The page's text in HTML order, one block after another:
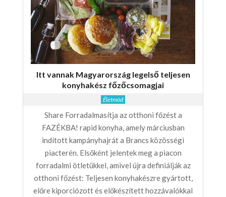
Itt vannak Magyarország legelső teljesen
konyhakész főzőcsomagjai
Életmód
Share Forradalmasítja az otthoni főzést a
FAZÉKBA! rapid konyha, amely márciusban
indított kampányhajrát a Brancs közösségi
piacterén. Elsőként jelentek meg a piacon
forradalmi ötletükkel, amivel újra definiálják az
otthoni főzést: Teljesen konyhakészre gyártott,
előre kiporciózott és előkészített hozzávalókkal